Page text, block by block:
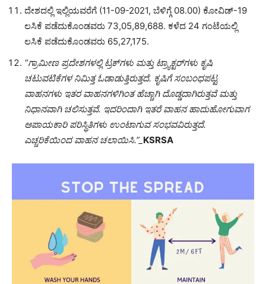
ದೇಶದಲ್ಲಿ ಇಲ್ಲಿಯವರೆಗೆ (11-09-2021, ಬೆಳಿಗ್ಗೆ 08.00) ಕೋವಿಡ್-‌19
ಲಸಿಕೆ ಪಡೆದುಕೊಂಡವರು 73,05,89,688. ಕಳೆದ 24 ಗಂಟೆಯಲ್ಲಿ
ಲಸಿಕೆ ಪಡೆದುಕೊಂಡವರು 65,27,175.
“ಗ್ರಾಮೀಣ ಪ್ರದೇಶಗಳಲ್ಲಿ ಟ್ರಕ್ಗಳು ಮತ್ತು ಟ್ರ್ಯಾಕ್ಟರ್ಗಳು ಕೃಷಿ
ಚಟುವಟಿಕೆಗಳ ನಿಮಿತ್ತ ಓಡಾಡುತ್ತಿರುತ್ತದೆ. ಕೃಷಿಗೆ ಸಂಬಂಧಪಟ್ಟ
ವಾಹನಗಳು ಇತರ ವಾಹನಗಳಿಗಿಂತ ಹೆಚ್ಚಾಗಿ ದೊಡ್ಡದಾಗಿರುತ್ತವೆ ಮತ್ತು
ನಿಧಾನವಾಗಿ ಚಲಿಸುತ್ತವೆ. ಇದರಿಂದಾಗಿ ಇತರೆ ವಾಹನ ಹಾದುಹೋಗುವಾಗ
ಅಪಾಯಕಾರಿ ಪರಿಸ್ಥಿತಿಗಳು ಉಂಟಾಗುವ ಸಂಭವವಿರುತ್ತದೆ.
ಎಚ್ಚರಿಕೆಯಿಂದ ವಾಹನ ಚಲಾಯಿಸಿ.”_ KSRSA